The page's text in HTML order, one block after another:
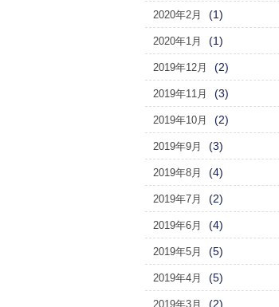
2020年2月 (1)
2020年1月 (1)
2019年12月 (2)
2019年11月 (3)
2019年10月 (2)
2019年9月 (3)
2019年8月 (4)
2019年7月 (2)
2019年6月 (4)
2019年5月 (5)
2019年4月 (5)
2019年3月 (2)